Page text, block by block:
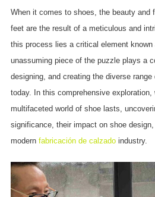
When it comes to shoes, the beauty and
feet are the result of a meticulous and
this process lies a critical element known
unassuming piece of the puzzle plays a
designing, and creating the diverse
today. In this comprehensive
multifaceted world of shoe lasts,
significance, their impact on shoe
modern fabricación de calzado industry.